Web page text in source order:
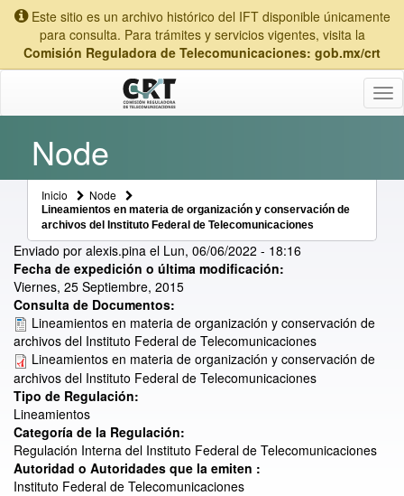
Este sitio es un archivo histórico del IFT disponible únicamente
para consulta. Para trámites y servicios vigentes, visita la
Comisión Reguladora de Telecomunicaciones: gob.mx/crt
Node
Inicio Node
Lineamientos en materia de organización y conservación de
archivos del Instituto Federal de Telecomunicaciones
Enviado por alexis.pina el Lun, 06/06/2022 - 18:16
Fecha de expedición o última modificación:
Viernes, 25 Septiembre, 2015
Consulta de Documentos:
Lineamientos en materia de organización y conservación de
archivos del Instituto Federal de Telecomunicaciones
Lineamientos en materia de organización y conservación de
archivos del Instituto Federal de Telecomunicaciones
Tipo de Regulación:
Lineamientos
Categoría de la Regulación:
Regulación Interna del Instituto Federal de Telecomunicaciones
Autoridad o Autoridades que la emiten :
Instituto Federal de Telecomunicaciones